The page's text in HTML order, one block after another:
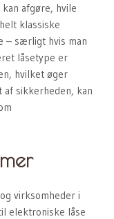
afgøre, hvile
klassiske
– særligt hvis man
låsetype er
hvilket øger
af sikkerheden, kan
virksomheder i
elektroniske låse